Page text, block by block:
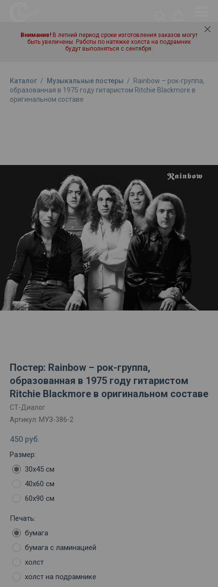
Внимание! В летний период сроки изготовления заказов могут
быть увеличены. Работы по натяжке холста на подрамник
будут выполняться с сентября.
Каталог / Музыкальные постеры /
Rainbow – рок-группа,
образованная в 1975 году гитаристом Ritchie Blackmore в
оригинальном составе
Постер: Rainbow – рок-группа,
образованная в 1975 году гитаристом
Ritchie Blackmore в оригинальном составе
СТ-Диалог
Артикул: МУЗ-386-2
450 руб.
Размер:
30х45 см
40х60 см
60х90 см
Печать:
бумага
бумага с ламинацией
холст
холст на подрамнике